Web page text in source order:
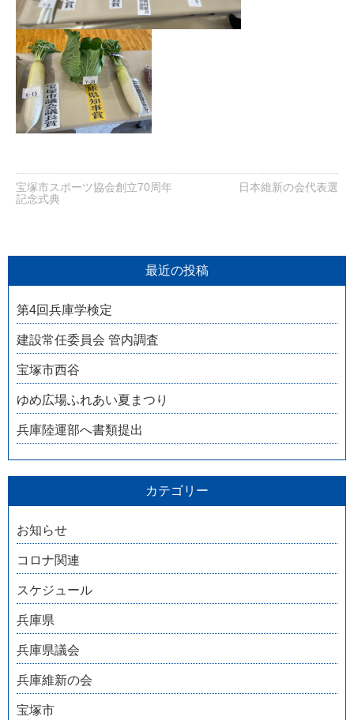
宝塚市スポーツ協会創立70周年
記念式典
日本維新の会代表選
最近の投稿
第4回兵庫学検定
建設常任委員会 管内調査
宝塚市西谷
ゆめ広場ふれあい夏まつり
兵庫陸運部へ書類提出
カテゴリー
お知らせ
コロナ関連
スケジュール
兵庫県
兵庫県議会
兵庫維新の会
宝塚市